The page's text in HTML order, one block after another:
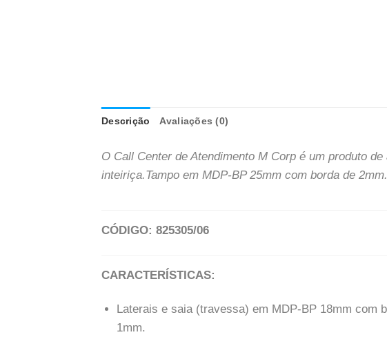
Descrição Avaliações (0)
O Call Center de Atendimento M Corp é um produto
inteiriça.Tampo em MDP-BP 25mm com borda de 2mm.
CÓDIGO: 825305/06
CARACTERÍSTICAS:
Laterais e saia (travessa) em MDP-BP 18mm com
1mm.